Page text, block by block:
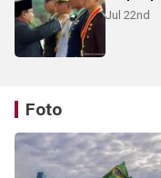
Jul 22nd
Foto